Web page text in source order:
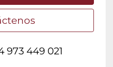
973 449 021